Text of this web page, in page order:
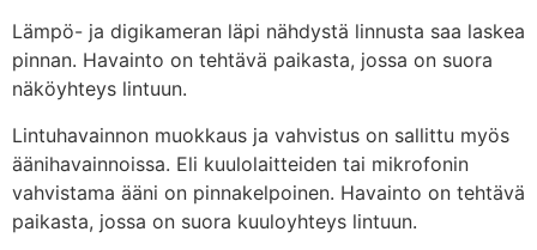
Lämpö- ja digikameran läpi nähdystä linnusta saa laskea
pinnan. Havainto on tehtävä paikasta, jossa on suora
näköyhteys lintuun.
Lintuhavainnon muokkaus ja vahvistus on sallittu myös
äänihavainnoissa. Eli kuulolaitteiden tai mikrofonin
vahvistama ääni on pinnakelpoinen. Havainto on tehtävä
paikasta, jossa on suora kuuloyhteys lintuun.